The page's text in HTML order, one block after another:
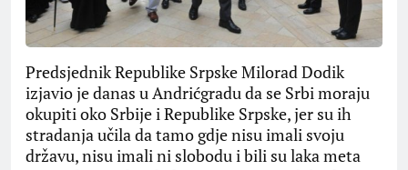
Predsjednik Republike Srpske Milorad Dodik
izjavio je danas u Andrićgradu da se Srbi moraju
okupiti oko Srbije i Republike Srpske, jer su ih
stradanja učila da tamo gdje nisu imali svoju
državu, nisu imali ni slobodu i bili su laka meta